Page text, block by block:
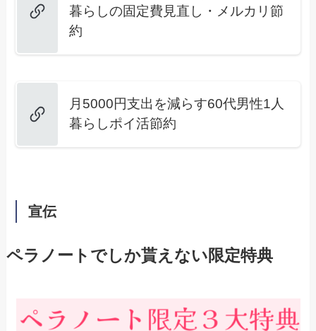
暮らしの固定費見直し・メルカリ節
約
月5000円支出を減らす60代男性1人
暮らしポイ活節約
宣伝
ペラノートでしか貰えない限定特典